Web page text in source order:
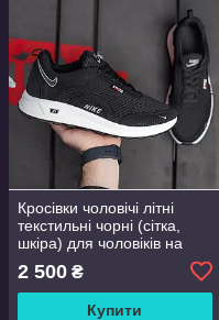
Кросівки чоловічі літні
текстильні чорні (сітка,
шкіра) для чоловіків на
літо, розмір 40 41 42 43 44
45
2 500 ₴
Купити